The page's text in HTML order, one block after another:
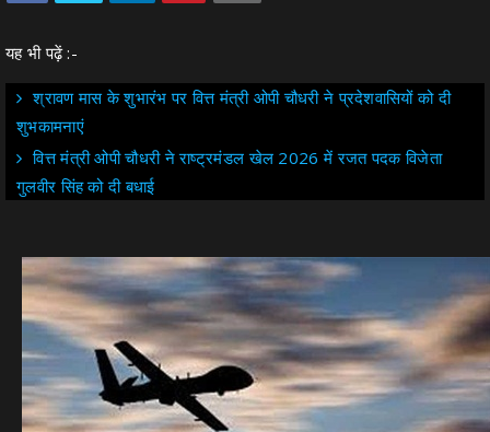
यह भी पढ़ें :-
श्रावण मास के शुभारंभ पर वित्त मंत्री ओपी चौधरी ने प्रदेशवासियों को दी
शुभकामनाएं
वित्त मंत्री ओपी चौधरी ने राष्ट्रमंडल खेल 2026 में रजत पदक विजेता
गुलवीर सिंह को दी बधाई